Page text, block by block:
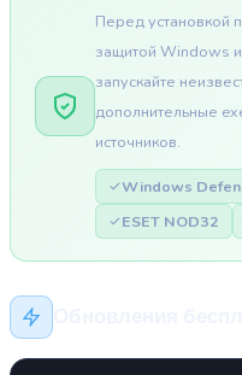
Перед установкой
защитой Windows
запускайте
дополнительные
источников.
Windows
ESET NOD32